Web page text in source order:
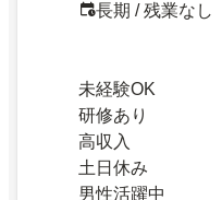
長期 / 残業なし
未経験OK
研修あり
高収入
土日休み
男性活躍中